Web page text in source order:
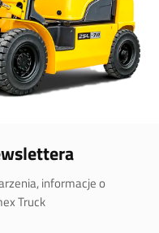
informacje o
Truck